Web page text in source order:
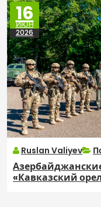
16
ИЮН
2026
Ruslan Valiyev
«Кавказский